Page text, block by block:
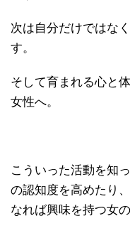
次は自分だけではな
す。
そして育まれる心と
女性へ。
こういった活動を知
の認知度を高めたり
なれば興味を持つ女